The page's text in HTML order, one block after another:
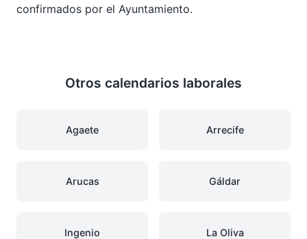
confirmados por el Ayuntamiento.
Otros calendarios laborales
Agaete Arrecife
Arucas Gáldar
Ingenio La Oliva